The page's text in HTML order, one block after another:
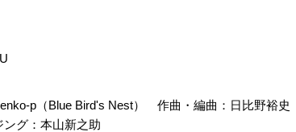
p（Blue Bird's Nest） 作曲・編曲：日比野裕史
グ：本山新之助